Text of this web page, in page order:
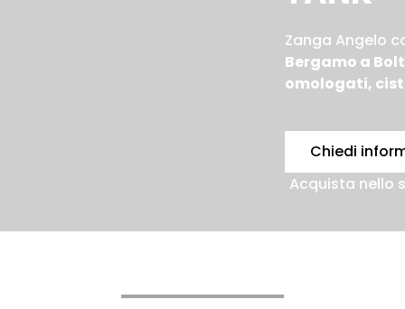
Zanga Angelo
Bergamo a
omologati,
Chiedi
Acquista nello